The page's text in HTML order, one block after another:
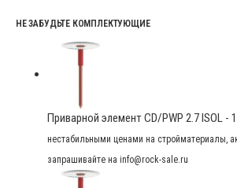
НЕ ЗАБУДЬТЕ КОМПЛЕКТУЮЩИЕ
Приварной элемент CD/PWP 2.7 ISOL -
нестабильными ценами на стройматериалы,
запрашивайте на info@rock-sale.ru